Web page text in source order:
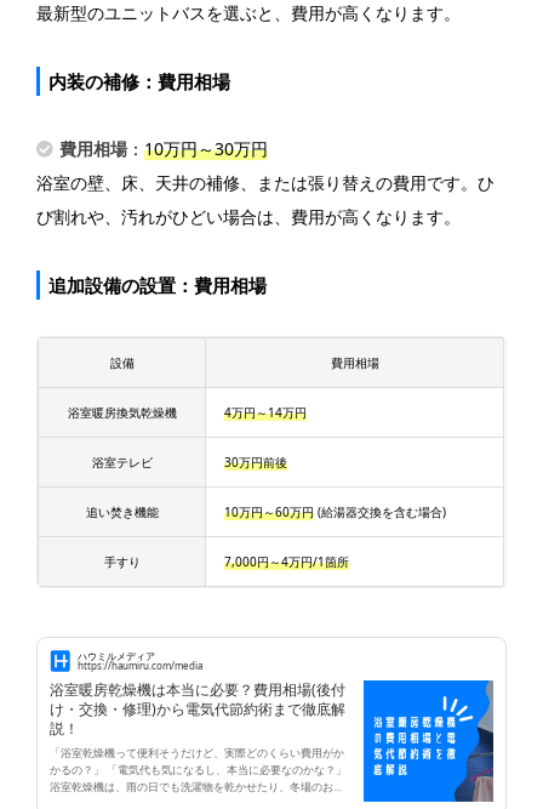
最新型のユニットバスを選ぶと、費用が高くなります。
内装の補修：費用相場
費用相場 ：10万円～30万円
浴室の壁、床、天井の補修、または張り替えの費用です。ひ
び割れや、汚れがひどい場合は、費用が高くなります。
追加設備の設置：費用相場
設備 費用相場
浴室暖房換気乾燥機 4万円～14万円
浴室テレビ 30万円前後
追い焚き機能 10万円～60万円 (給湯器交換を含む場合)
手すり 7,000円～4万円/1箇所
ハウミルメディア
https://haumiru.com/media
浴室暖房乾燥機は本当に必要？費用相場(後付
け・交換・修理)から電気代節約術まで徹底解
説！
「浴室乾燥機って便利そうだけど、実際どのくらい費用がか
かるの？」 「電気代も気になるし、本当に必要なのかな？」
浴室乾燥機は、雨の日でも洗濯物を乾かせたり、冬場のお風